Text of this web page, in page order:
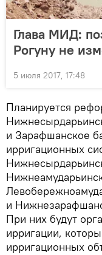
Глава МИД:
Рогуну не
5 июля 2017, 17:48
Планируется
и Зарафшанское
ирригационных
и
При них будут
ирригации,
ирригационных